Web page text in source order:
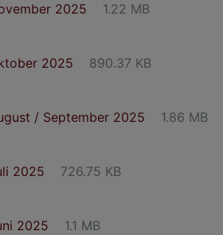
2025 1.22 MB
2025 890.37 KB
/ September 2025 1.86 MB
2025 726.75 KB
2025 1.1 MB